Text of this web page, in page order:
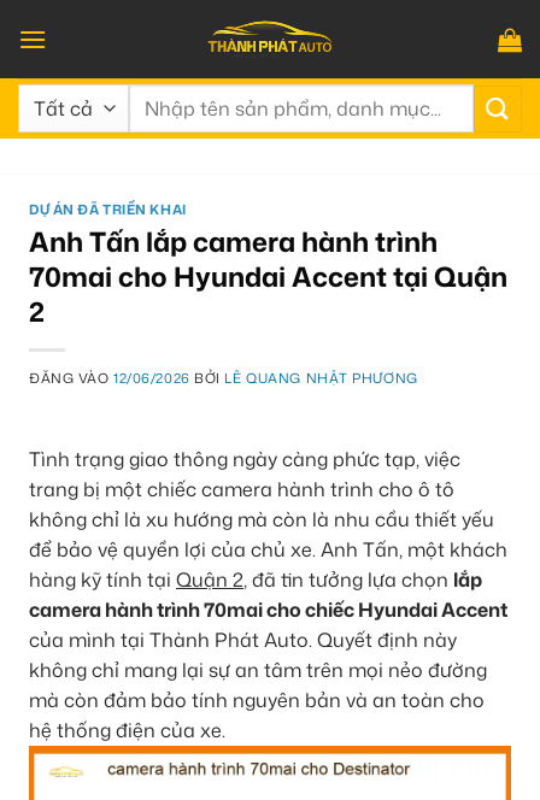
qua
nội
dung
Tìm
DỰ ÁN ĐÃ TRIỂN KHAI
Anh Tấn lắp camera hành trình
70mai cho Hyundai Accent tại Quận
2
ĐĂNG VÀO12/06/2026 BỞI LÊ QUANG NHẬT PHƯƠNG
Tình trạng giao thông ngày càng phức tạp, việc
trang bị một chiếc camera hành trình cho ô tô
không chỉ là xu hướng mà còn là nhu cầu thiết yếu
để bảo vệ quyền lợi của chủ xe. Anh Tấn, một khách
hàng kỹ tính tại Quận 2, đã tin tưởng lựa chọn lắp
camera hành trình 70mai cho chiếc Hyundai Accent
của mình tại Thành Phát Auto. Quyết định này
không chỉ mang lại sự an tâm trên mọi nẻo đường
mà còn đảm bảo tính nguyên bản và an toàn cho
hệ thống điện của xe.